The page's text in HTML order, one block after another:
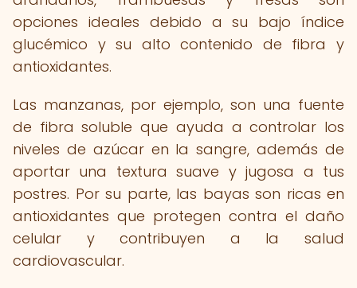
opciones ideales debido a su bajo índice
glucémico y su alto contenido de fibra y
antioxidantes.
Las manzanas, por ejemplo, son una fuente
de fibra soluble que ayuda a controlar los
niveles de azúcar en la sangre, además de
aportar una textura suave y jugosa a tus
postres. Por su parte, las bayas son ricas en
antioxidantes que protegen contra el daño
celular y contribuyen a la salud
cardiovascular.